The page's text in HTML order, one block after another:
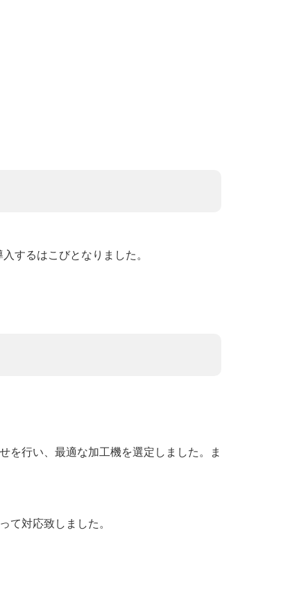
するはこびとなりました。
を行い、最適な加工機を選定しました。ま
て対応致しました。